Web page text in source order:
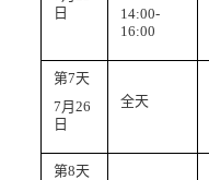
日
14:00-
16:00
第7天
7 月26
日
全天
第8天